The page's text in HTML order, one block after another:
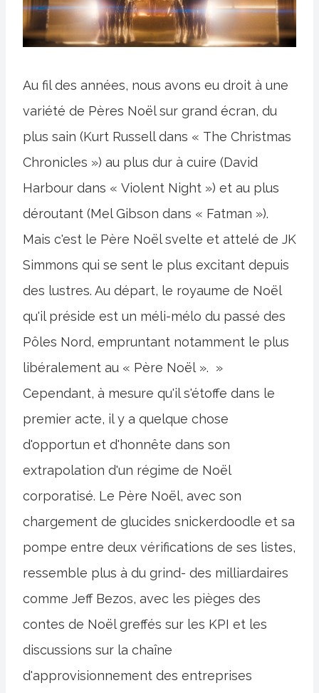
Au fil des années, nous avons eu droit à une
variété de Pères Noël sur grand écran, du
plus sain (Kurt Russell dans « The Christmas
Chronicles ») au plus dur à cuire (David
Harbour dans « Violent Night ») et au plus
déroutant (Mel Gibson dans « Fatman »).
Mais c'est le Père Noël svelte et attelé de JK
Simmons qui se sent le plus excitant depuis
des lustres. Au départ, le royaume de Noël
qu'il préside est un méli-mélo du passé des
Pôles Nord, empruntant notamment le plus
libéralement au « Père Noël ». »
Cependant, à mesure qu'il s'étoffe dans le
premier acte, il y a quelque chose
d'opportun et d'honnête dans son
extrapolation d'un régime de Noël
corporatisé. Le Père Noël, avec son
chargement de glucides snickerdoodle et sa
pompe entre deux vérifications de ses listes,
ressemble plus à du grind- des milliardaires
comme Jeff Bezos, avec les pièges des
contes de Noël greffés sur les KPI et les
discussions sur la chaîne
d'approvisionnement des entreprises